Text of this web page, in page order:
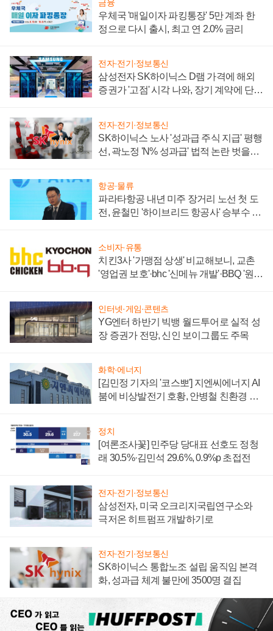
금융
우체국 '매일이자 파킹통장' 5만 계좌 한
정으로 다시 출시, 최고 연 2.0% 금리
전자·전기·정보통신
삼성전자 SK하이닉스 D램 가격에 해외
증권가 '고점' 시각 나와, 장기 계약에 단점
전자·전기·정보통신
SK하이닉스 노사 '성과급 주식 지급' 평행
선, 곽노정 'N% 성과급' 법적 논란 벗을지
항공·물류
파라타항공 내년 미주 장거리 노선 첫 도
전, 윤철민 '하이브리드 항공사' 승부수 통
소비자·유통
치킨3사 '가맹점 상생' 비교해보니, 교촌
'영업권 보호'·bhc '신메뉴 개발'·BBQ '원가
인터넷·게임·콘텐츠
YG엔터 하반기 빅뱅 월드투어로 실적 성
장 증권가 전망, 신인 보이그룹도 주목
화학·에너지
[김민정 기자의 '코스뽀'] 지엔씨에너지 AI
붐에 비상발전기 호황, 안병철 친환경 에
정치
[여론조사꽃] 민주당 당대표 선호도 정청
래 30.5%·김민석 29.6%, 0.9%p 초접전
전자·전기·정보통신
삼성전자, 미국 오크리지국립연구소와
극저온 히트펌프 개발하기로
전자·전기·정보통신
SK하이닉스 통합노조 설립 움직임 본격
화, 성과급 체계 불만에 3500명 결집